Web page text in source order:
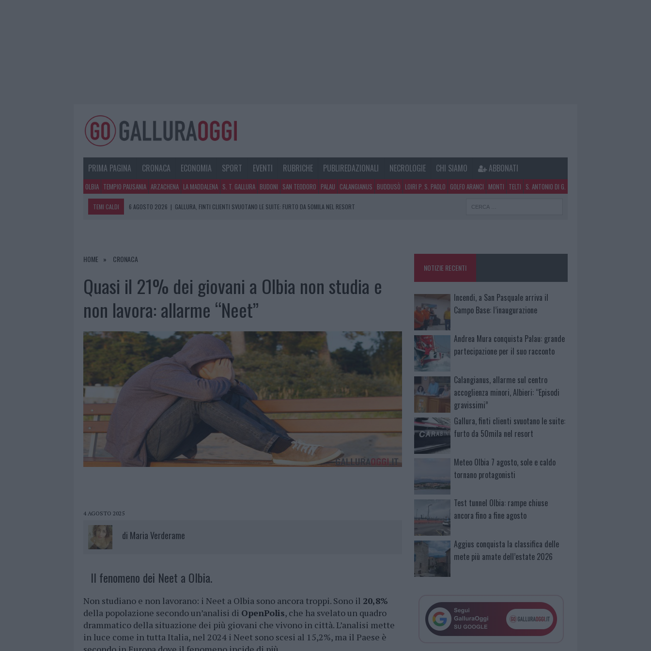
PRIMA PAGINA CRONACA ECONOMIA SPORT EVENTI RUBRICHE PUBLIREDAZIONALI NECROLOGIE CHI SIAMO ABBONATI
OLBIA TEMPIO PAUSANIA ARZACHENA LA MADDALENA S. T. GALLURA BUDONI SAN TEODORO PALAU CALANGIANUS BUDDUSÒ LOIRI P. S. PAOLO GOLFO ARANCI MONTI TELTI S. ANTONIO DI G.
TEMI CALDI 6 AGOSTO 2026 | GALLURA, FINTI CLIENTI SVUOTANO LE SUITE: FURTO DA 50MILA NEL RESORT
HOME CRONACA
Quasi il 21% dei giovani a Olbia non studia e
non lavora: allarme “Neet”
4 AGOSTO 2025
di Maria Verderame
Il fenomeno dei Neet a Olbia.
Non studiano e non lavorano: i Neet a Olbia sono ancora troppi. Sono il 20,8%
della popolazione secondo un’analisi di OpenPolis, che ha svelato un quadro
drammatico della situazione dei più giovani che vivono in città. L’analisi mette
in luce come in tutta Italia, nel 2024 i Neet sono scesi al 15,2%, ma il Paese è
NOTIZIE RECENTI
Incendi, a San Pasquale arriva il
Campo Base: l’inaugurazione
Andrea Mura conquista Palau: grande
partecipazione per il suo racconto
Calangianus, allarme sul centro
accoglienza minori, Albieri: “Episodi
gravissimi”
Gallura, finti clienti svuotano le suite:
furto da 50mila nel resort
Meteo Olbia 7 agosto, sole e caldo
tornano protagonisti
Test tunnel Olbia: rampe chiuse
ancora fino a fine agosto
Aggius conquista la classifica delle
mete più amate dell’estate 2026